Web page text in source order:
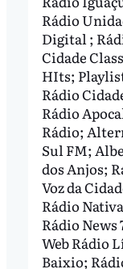
Rádio
Digital ;
Cidade
HIts;
Rádio
Rádio
Rádio;
Sul FM;
dos Anjos;
Voz da
Rádio
Rádio News
Web Rádio
Baixio;